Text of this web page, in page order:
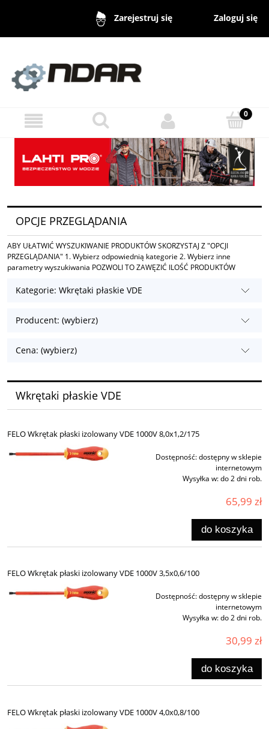
Zarejestruj się Zaloguj się
OPCJE PRZEGLĄDANIA
ABY UŁATWIĆ WYSZUKIWANIE PRODUKTÓW SKORZYSTAJ Z "OPCJI
PRZEGLĄDANIA" 1. Wybierz odpowiednią kategorie 2. Wybierz inne
parametry wyszukiwania POZWOLI TO ZAWĘZIĆ ILOŚĆ PRODUKTÓW
Kategorie: Wkrętaki płaskie VDE
Producent: (wybierz)
Cena: (wybierz)
Wkrętaki płaskie VDE
FELO Wkrętak płaski izolowany VDE 1000V 8,0x1,2/175
Dostępność:dostępny w sklepie
internetowym
Wysyłka w:do 2 dni rob.
65,99 zł
do koszyka
FELO Wkrętak płaski izolowany VDE 1000V 3,5x0,6/100
Dostępność:dostępny w sklepie
internetowym
Wysyłka w:do 2 dni rob.
30,99 zł
do koszyka
FELO Wkrętak płaski izolowany VDE 1000V 4,0x0,8/100